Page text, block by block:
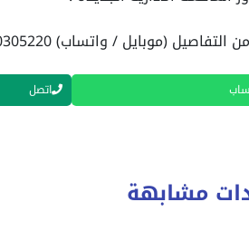
التفاصيل (موبايل / واتساب) 01040305220
اتصل
مشابهة